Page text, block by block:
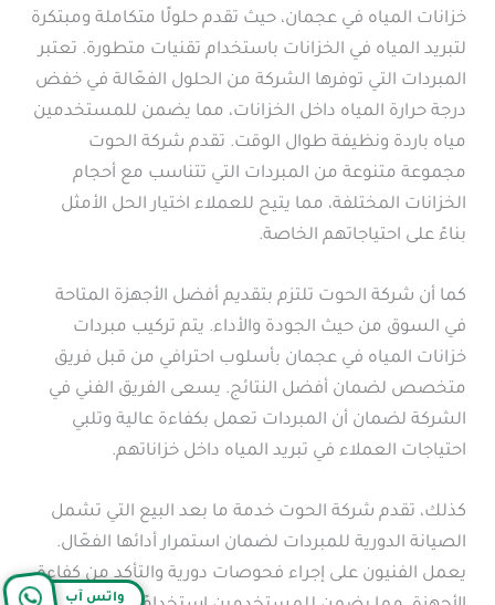
خزانات المياه في عجمان، حيث تقدم حلولًا متكاملة ومبتكرة
لتبريد المياه في الخزانات باستخدام تقنيات متطورة. تعتبر
المبردات التي توفرها الشركة من الحلول الفعّالة في خفض
درجة حرارة المياه داخل الخزانات، مما يضمن للمستخدمين
مياه باردة ونظيفة طوال الوقت. تقدم شركة الحوت
مجموعة متنوعة من المبردات التي تتناسب مع أحجام
الخزانات المختلفة، مما يتيح للعملاء اختيار الحل الأمثل
بناءً على احتياجاتهم الخاصة.
كما أن شركة الحوت تلتزم بتقديم أفضل الأجهزة المتاحة
في السوق من حيث الجودة والأداء. يتم تركيب مبردات
خزانات المياه في عجمان بأسلوب احترافي من قبل فريق
متخصص لضمان أفضل النتائج. يسعى الفريق الفني في
الشركة لضمان أن المبردات تعمل بكفاءة عالية وتلبي
احتياجات العملاء في تبريد المياه داخل خزاناتهم.
كذلك، تقدم شركة الحوت خدمة ما بعد البيع التي تشمل
الصيانة الدورية للمبردات لضمان استمرار أدائها الفعّال.
يعمل الفنيون على إجراء فحوصات دورية والتأكد من كفاءة
واتس آب